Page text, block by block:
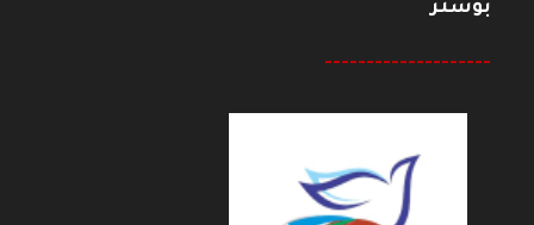
بوستر
--------------------